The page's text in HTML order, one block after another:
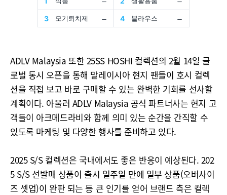
ADLV Malaysia 또한 25SS HOSHI 컬렉션의 2월 14일 글
로벌 동시 오픈을 통해 말레이시아 현지 팬들이 호시 컬렉
션을 직접 보고 바로 구매할 수 있는 완벽한 기회를 선사할
계획이다. 아울러 ADLV Malaysia 공식 파트너사는 현지 고
객들이 아크메드라비와 함께 의미 있는 순간을 간직할 수
있도록 마케팅 및 다양한 행사를 준비하고 있다.
2025 S/S 컬렉션은 국내에서도 좋은 반응이 예상된다. 202
5 S/S 선발매 상품이 출시 일주일 만에 일부 상품(오버사이
즈 셋업)이 완판 되는 등 큰 인기를 얻어 브랜드 측은 컬렉